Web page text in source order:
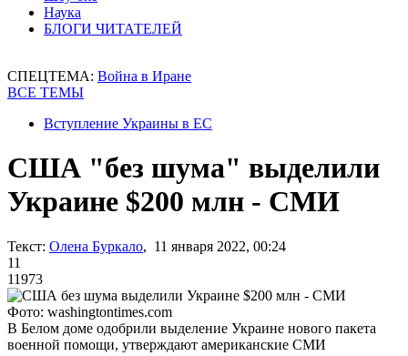
Наука
БЛОГИ ЧИТАТЕЛЕЙ
СПЕЦТЕМА: Война в Иране
ВСЕ ТЕМЫ
Вступление Украины в ЕС
США "без шума" выделили
Украине $200 млн - СМИ
Текст: Олена Буркало, 11 января 2022, 00:24
11
11973
Фото: washingtontimes.com
В Белом доме одобрили выделение Украине нового пакета
военной помощи, утверждают американские СМИ